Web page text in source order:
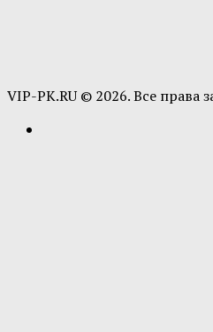
VIP-PK.RU © 2026. Все права